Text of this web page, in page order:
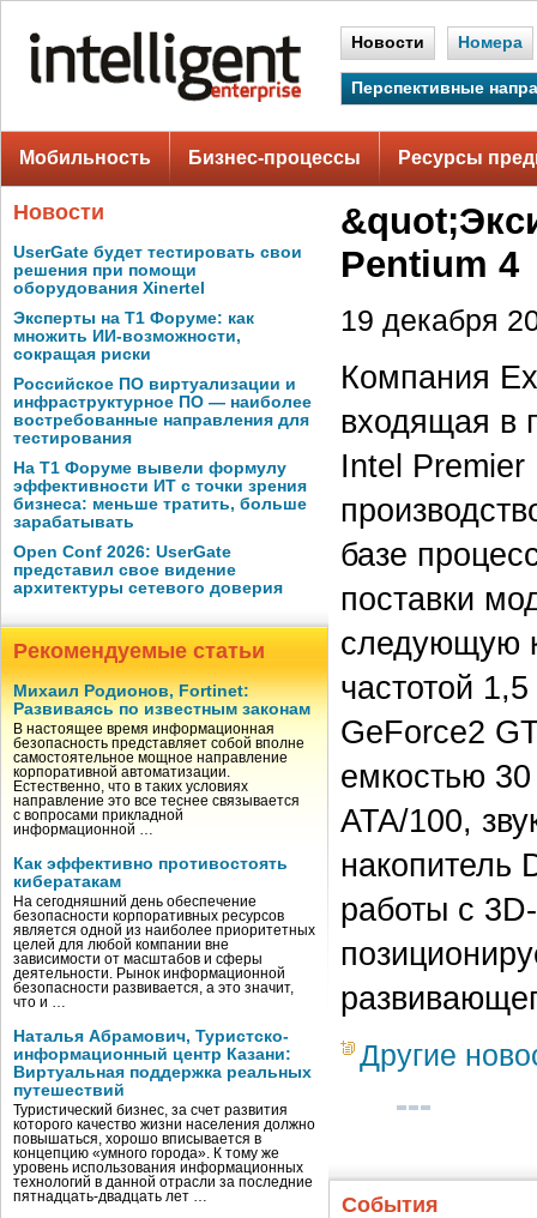
Новости Номера
Перспективные
Мобильность Бизнес-процессы Ресурсы
Новости
UserGate будет тестировать свои
решения при помощи
оборудования Xinertel
Эксперты на Т1 Форуме: как
множить ИИ-возможности,
сокращая риски
Российское ПО виртуализации и
инфраструктурное ПО — наиболее
востребованные направления для
тестирования
На Т1 Форуме вывели формулу
эффективности ИТ с точки зрения
бизнеса: меньше тратить, больше
зарабатывать
Open Conf 2026: UserGate
представил свое видение
архитектуры сетевого доверия
Рекомендуемые статьи
Михаил Родионов, Fortinet:
Развиваясь по известным законам
В настоящее время информационная
безопасность представляет собой вполне
самостоятельное мощное направление
корпоративной автоматизации.
Естественно, что в таких условиях
направление это все теснее связывается
с вопросами прикладной
информационной …
Как эффективно противостоять
кибератакам
На сегодняшний день обеспечение
безопасности корпоративных ресурсов
является одной из наиболее приоритетных
целей для любой компании вне
зависимости от масштабов и сферы
деятельности. Рынок информационной
безопасности развивается, а это значит,
что и …
Наталья Абрамович, Туристско-
информационный центр Казани:
Виртуальная поддержка реальных
путешествий
Туристический бизнес, за счет развития
которого качество жизни населения должно
повышаться, хорошо вписывается в
концепцию «умного города». К тому же
уровень использования информационных
технологий в данной отрасли за последние
пятнадцать-двадцать лет …
Pentium 4
19 декабря
Компания
входящая в
Intel Premier
базе
поставки
следующую
частотой
GeForce2
емкостью
ATA/100,
накопитель
работы с
Другие
События